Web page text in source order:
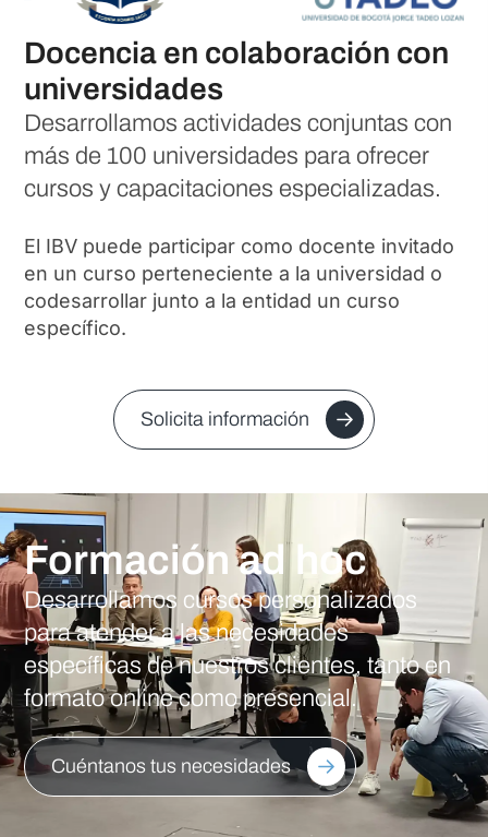
Docencia en colaboración con
universidades
Desarrollamos actividades conjuntas con
más de 100 universidades para ofrecer
cursos y capacitaciones especializadas.
El IBV puede participar como docente invitado
en un curso perteneciente a la universidad o
codesarrollar junto a la entidad un curso
específico.
Solicita información
Formación ad hoc
Desarrollamos cursos personalizados
para atender a las necesidades
específicas de nuestros clientes, tanto en
formato online como presencial.
Cuéntanos tus necesidades